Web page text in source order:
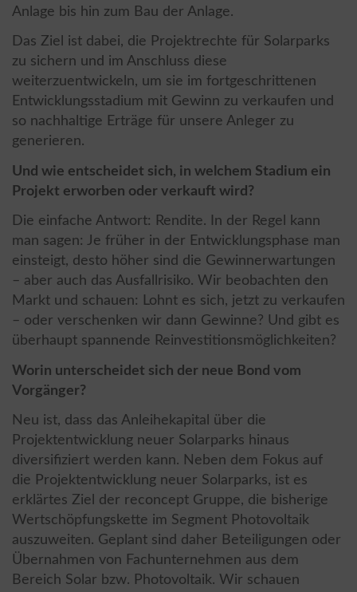
Anlage bis hin zum Bau der Anlage.
Das Ziel ist dabei, die Projektrechte für Solarparks
zu sichern und im Anschluss diese
weiterzuentwickeln, um sie im fortgeschrittenen
Entwicklungsstadium mit Gewinn zu verkaufen und
so nachhaltige Erträge für unsere Anleger zu
generieren.
Und wie entscheidet sich, in welchem Stadium ein
Projekt erworben oder verkauft wird?
Die einfache Antwort: Rendite. In der Regel kann
man sagen: Je früher in der Entwicklungsphase man
einsteigt, desto höher sind die Gewinnerwartungen
– aber auch das Ausfallrisiko. Wir beobachten den
Markt und schauen: Lohnt es sich, jetzt zu verkaufen
– oder verschenken wir dann Gewinne? Und gibt es
überhaupt spannende Reinvestitionsmöglichkeiten?
Worin unterscheidet sich der neue Bond vom
Vorgänger?
Neu ist, dass das Anleihekapital über die
Projektentwicklung neuer Solarparks hinaus
diversifiziert werden kann. Neben dem Fokus auf
die Projektentwicklung neuer Solarparks, ist es
erklärtes Ziel der reconcept Gruppe, die bisherige
Wertschöpfungskette im Segment Photovoltaik
auszuweiten. Geplant sind daher Beteiligungen oder
Übernahmen von Fachunternehmen aus dem
Bereich Solar bzw. Photovoltaik. Wir schauen